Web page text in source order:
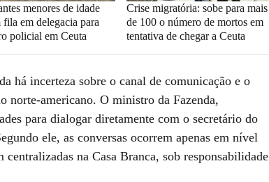
menores de idade
fila em delegacia para
policial em Ceuta
Crise migratória: sobe para mais
de 100 o número de mortos em
tentativa de chegar a Ceuta
há incerteza sobre o canal de comunicação e o
norte-americano. O ministro da Fazenda,
para dialogar diretamente com o secretário do
ele, as conversas ocorrem apenas em nível
na Casa Branca, sob responsabilidade